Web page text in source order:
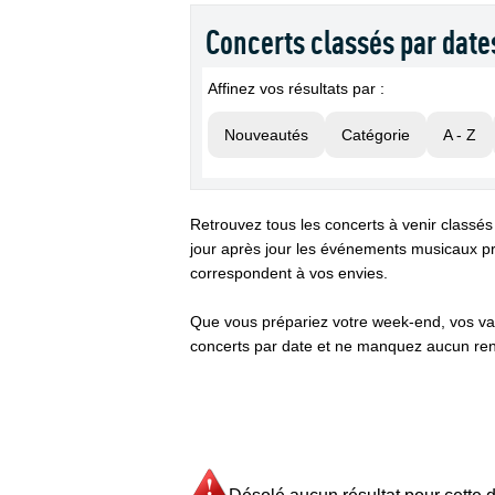
Concerts classés par
Affinez vos résultats par :
Nouveautés Catégorie A - Z
Retrouvez tous les concerts à venir
jour après jour les événements musicaux
correspondent à vos envies.
Que vous prépariez votre week-end, vos
concerts par date et ne manquez aucun